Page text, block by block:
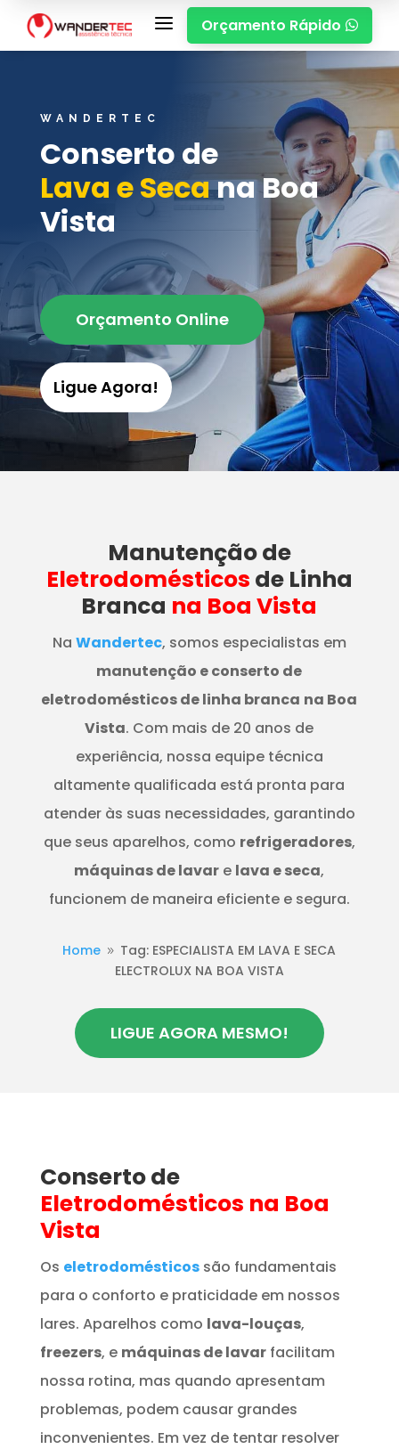
a Orçamento Rápido 
WANDERTEC
Conserto de
Lava e Secana Boa
Vista
Orçamento Online
Ligue Agora!
Manutençãode
Eletrodomésticos de Linha
Branca na Boa Vista
Na Wandertec, somos especialistas em
manutenção e conserto de
eletrodomésticos de linha branca na Boa
Vista. Com mais de 20 anos de
experiência, nossa equipe técnica
altamente qualificada está pronta para
atender às suas necessidades, garantindo
que seus aparelhos, como refrigeradores,
máquinas de lavar e lava e seca,
funcionem de maneira eficiente e segura.
Home 9 Tag: ESPECIALISTA EM LAVA E SECA
ELECTROLUX NA BOA VISTA
LIGUE AGORA MESMO!
Conserto de
Eletrodomésticos na Boa
Vista
Os eletrodomésticos são fundamentais
para o conforto e praticidade em nossos
lares. Aparelhos como lava-louças,
freezers, e máquinas de lavarfacilitam
nossa rotina, mas quando apresentam
problemas, podem causar grandes
inconvenientes. Em vez de tentar resolver